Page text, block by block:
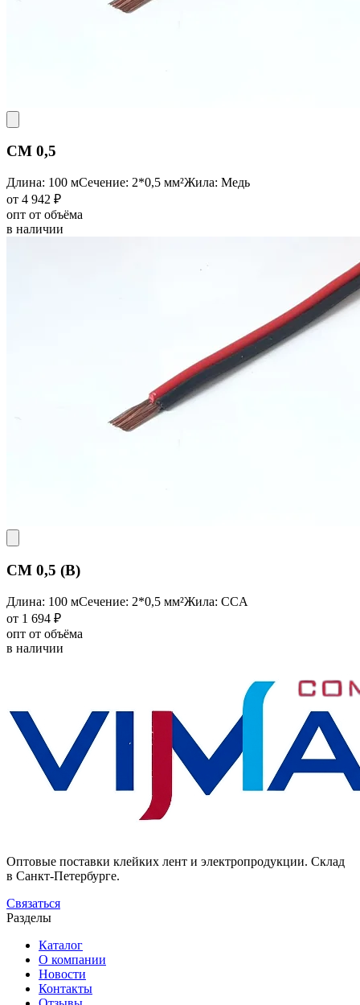
CM 0,5
Длина: 100 мСечение: 2*0,5 мм²Жила: Медь
от 4 942 ₽
опт от объёма
в наличии
CM 0,5 (B)
Длина: 100 мСечение: 2*0,5 мм²Жила: CCA
от 1 694 ₽
опт от объёма
в наличии
Оптовые поставки клейких лент и электропродукции. Склад
в Санкт-Петербурге.
Связаться
Разделы
Каталог
О компании
Новости
Контакты